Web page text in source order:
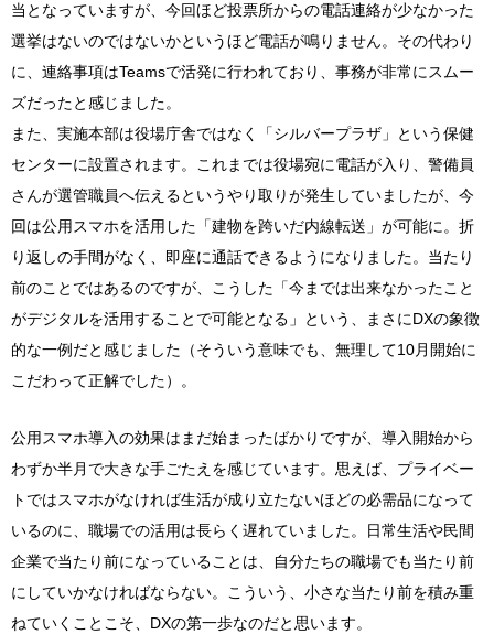
当となっていますが、今回ほど投票所からの電話連絡が少なかった
選挙はないのではないかというほど電話が鳴りません。その代わり
に、連絡事項はTeamsで活発に行われており、事務が非常にスムー
ズだったと感じました。
また、実施本部は役場庁舎ではなく「シルバープラザ」という保健
センターに設置されます。これまでは役場宛に電話が入り、警備員
さんが選管職員へ伝えるというやり取りが発生していましたが、今
回は公用スマホを活用した「建物を跨いだ内線転送」が可能に。折
り返しの手間がなく、即座に通話できるようになりました。当たり
前のことではあるのですが、こうした「今までは出来なかったこと
がデジタルを活用することで可能となる」という、まさにDXの象徴
的な一例だと感じました（そういう意味でも、無理して10月開始に
こだわって正解でした）。
公用スマホ導入の効果はまだ始まったばかりですが、導入開始から
わずか半月で大きな手ごたえを感じています。思えば、プライベー
トではスマホがなければ生活が成り立たないほどの必需品になって
いるのに、職場での活用は長らく遅れていました。日常生活や民間
企業で当たり前になっていることは、自分たちの職場でも当たり前
にしていかなければならない。こういう、小さな当たり前を積み重
ねていくことこそ、DXの第一歩なのだと思います。